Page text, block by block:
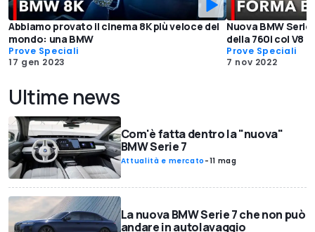
Abbiamo provato il cinema 8K più veloce del
mondo: una BMW
Prove Speciali
17 gen 2023
Nuova BMW
della 760i col V8
Prove Speciali
7 nov 2022
Ultime news
Com'è fatta dentro la "nuova"
BMW Serie 7
Attualità e mercato -11 mag
La nuova BMW Serie 7 che non può
andare in autolavaggio